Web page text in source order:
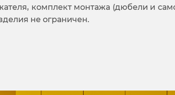
комплект монтажа (дюбели и
не ограничен.